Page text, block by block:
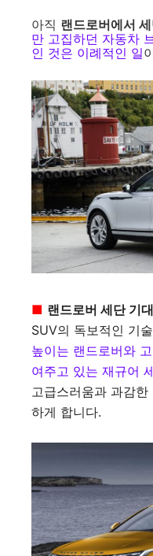
아직 랜드로버에서
만 고집하던 자동차
인 것은 이례적인 일
■ 랜드로버 세단 기
SUV의 독보적인 기
높이는 랜드로버와
여주고 있는 재규어
고급스러움과 과감
하게 합니다.